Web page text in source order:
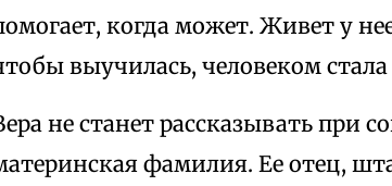
когда может. Живет у
выучилась, человеком
не станет рассказывать при
фамилия. Ее отец,